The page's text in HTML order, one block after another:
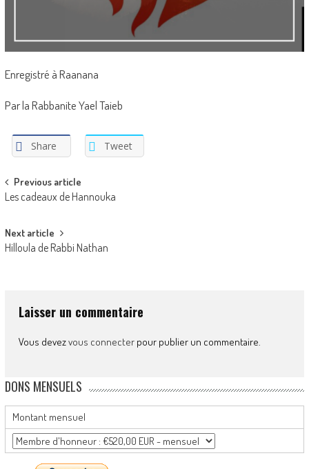
Enregistré à Raanana
Par la Rabbanite Yael Taieb
Share Tweet
Post
navigation
Previous article
Les cadeaux de Hannouka
Next article
Hilloula de Rabbi Nathan
Laisser un commentaire
Vous devezvous connecterpour publier un commentaire.
DONS MENSUELS
Montant mensuel